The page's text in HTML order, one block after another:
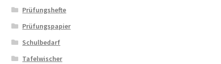
Prüfungshefte
Prüfungspapier
Schulbedarf
Tafelwischer